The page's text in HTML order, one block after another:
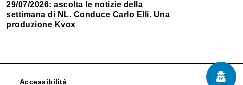
29/07/2026: ascolta le notizie della
settimana di NL. Conduce Carlo Elli. Una
produzione Kvox
Accessibilità